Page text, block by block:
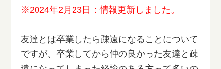
※2024年2月23日：情報更新しました。
友達とは卒業したら疎遠になることについて
ですが、卒業してから仲の良かった友達と疎